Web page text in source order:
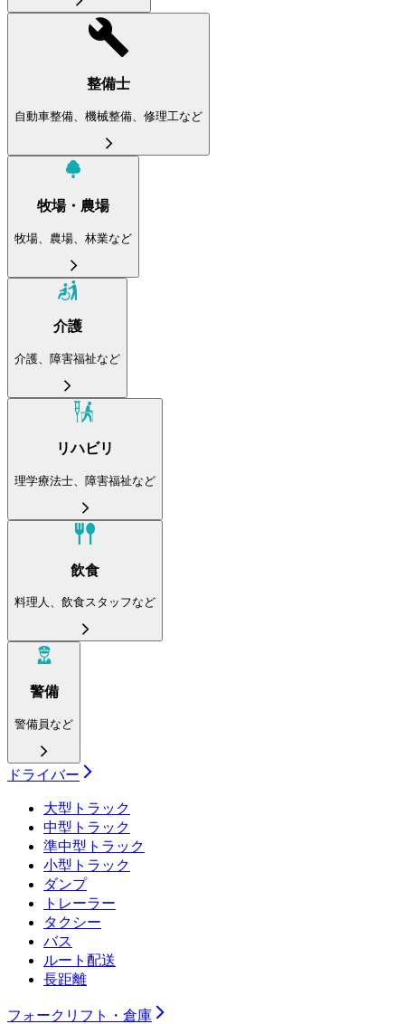
整備士
自動車整備、機械整備、修理工など
牧場・農場
牧場、農場、林業など
介護
介護、障害福祉など
リハビリ
理学療法士、障害福祉など
飲食
料理人、飲食スタッフなど
警備
警備員など
ドライバー
大型トラック
中型トラック
準中型トラック
小型トラック
ダンプ
トレーラー
タクシー
バス
ルート配送
長距離
フォークリフト・倉庫